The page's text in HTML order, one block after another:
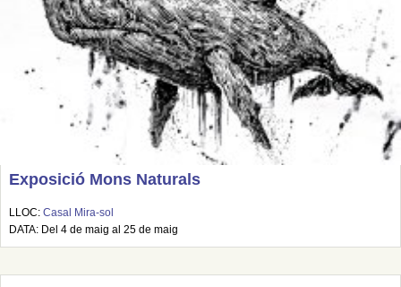
Exposició Mons Naturals
LLOC: Casal Mira-sol
DATA: Del 4 de maig al 25 de maig